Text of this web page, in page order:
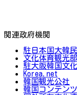
関連政府機関
駐日本国大韓
文化体育観光部
駐大阪韓国文
Korea.net
韓国観光公社
韓国コンテン